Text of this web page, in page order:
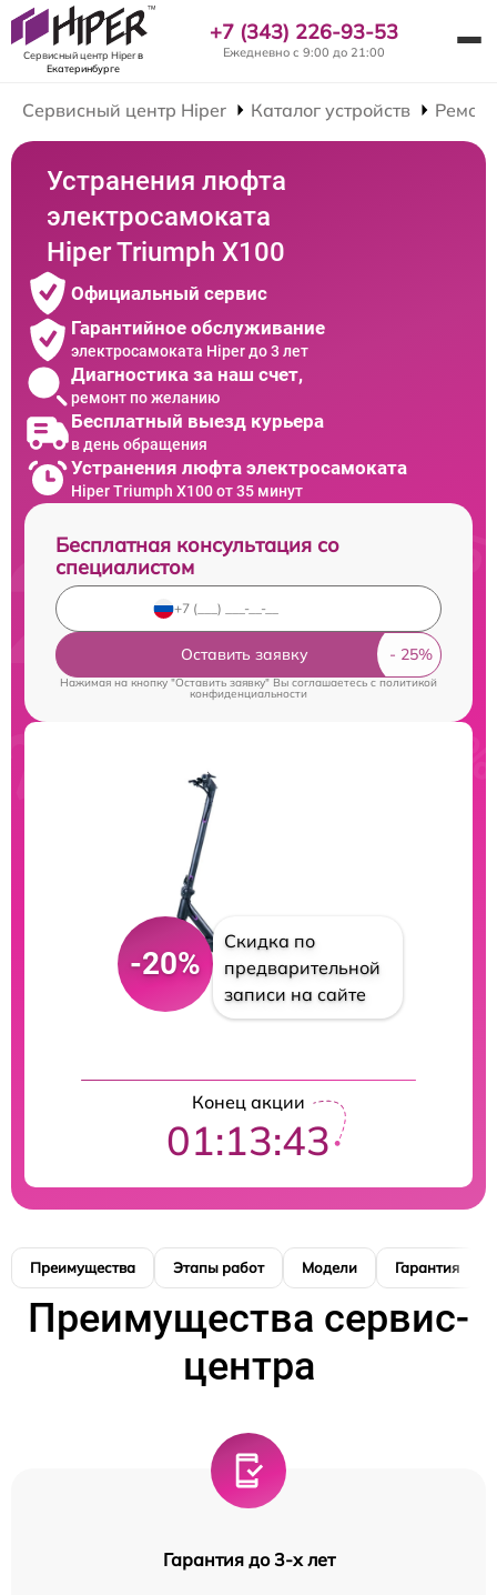
Сервисный центр Hiperв
Екатеринбурге
+7 (343) 226-93-53
Ежедневно с 9:00 до 21:00
Сервисный центр Hiper Каталог устройств
Устранения люфта
электросамоката
Hiper Triumph X100
Официальный сервис
Гарантийное обслуживание
электросамоката Hiper до 3 лет
Диагностика за наш счет,
ремонт по желанию
Бесплатный выезд курьера
в день обращения
Устранения люфта электросамоката
Hiper Triumph X100 от 35 минут
Бесплатная консультация со
специалистом
Оставить заявку
Нажимая на кнопку "Оставить заявку" Вы соглашаетесь cполитикой
конфиденциальности
-20%
Скидка по
предварительной
записи на сайте
Конец акции
01:13:42
Преимущества Этапы работ Модели Гарантия
Преимущества сервис-
центра
Гарантия до 3-х лет